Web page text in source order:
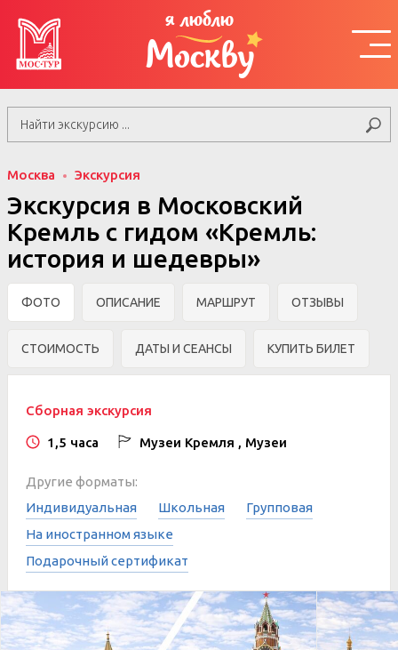
я люблю
Москву
Москва Экскурсия
Экскурсия в Московский
Кремль с гидом «Кремль:
история и шедевры»
ФОТО ОПИСАНИЕ МАРШРУТ ОТЗЫВЫ
СТОИМОСТЬ ДАТЫ И СЕАНСЫ КУПИТЬ БИЛЕТ
Сборная экскурсия
1,5 часа Музеи Кремля , Музеи
Другие форматы:
Индивидуальная
Школьная
Групповая
На иностранном языке
Подарочный сертификат